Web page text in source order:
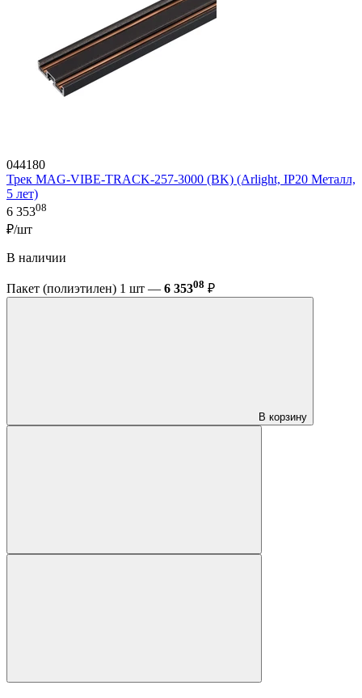
044180
Трек MAG-VIBE-TRACK-257-3000 (BK) (Arlight, IP20 Металл,
5 лет)
6 35308
₽/шт
В наличии
Пакет (полиэтилен) 1 шт — 6 35308 ₽
В корзину